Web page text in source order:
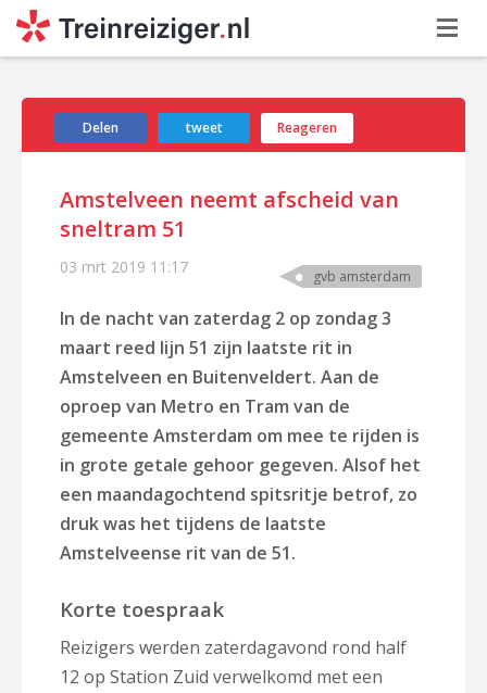
Delen tweet Reageren
Amstelveen neemt afscheid van
sneltram 51
03 mrt 2019 11:17 gvb amsterdam
In de nacht van zaterdag 2 op zondag 3
maart reed lijn 51 zijn laatste rit in
Amstelveen en Buitenveldert. Aan de
oproep van Metro en Tram van de
gemeente Amsterdam om mee te rijden is
in grote getale gehoor gegeven. Alsof het
een maandagochtend spitsritje betrof, zo
druk was het tijdens de laatste
Amstelveense rit van de 51.
Korte toespraak
Reizigers werden zaterdagavond rond half
12 op Station Zuid verwelkomd met een